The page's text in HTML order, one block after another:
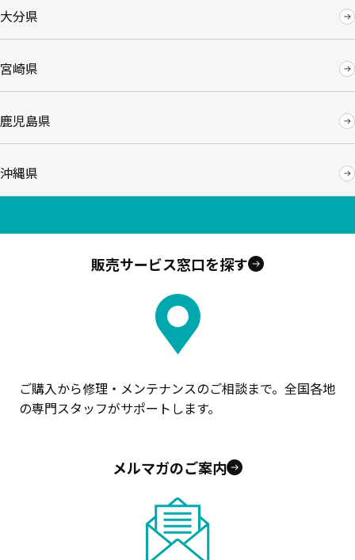
大分県
宮崎県
鹿児島県
沖縄県
販売サービス窓口を探す
ご購入から修理・メンテナンスのご相談まで。全国各地
の専門スタッフがサポートします。
メルマガのご案内